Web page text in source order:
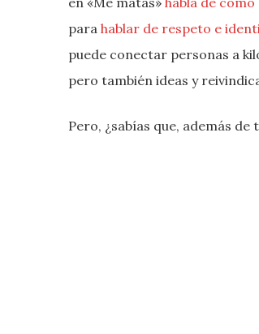
para hablar de respeto e
puede conectar personas a
pero también ideas y
Pero, ¿sabías que, además